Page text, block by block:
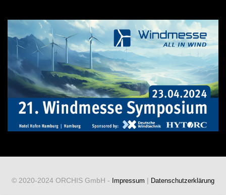
© 2020-2024 ORCHIS GmbH - Impressum | Datenschutzerklärung